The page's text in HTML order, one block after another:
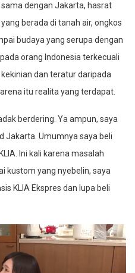
sama dengan Jakarta, hasrat
berada di tanah air, ongkos
budaya yang serupa dengan
orang Indonesia terkecuali
kekinian dan teratur daripada
itu realita yang terdapat.
berdering. Ya ampun, saya
Jakarta. Umumnya saya beli
Ini kali karena masalah
kustom yang nyebelin, saya
KLIA Ekspres dan lupa beli